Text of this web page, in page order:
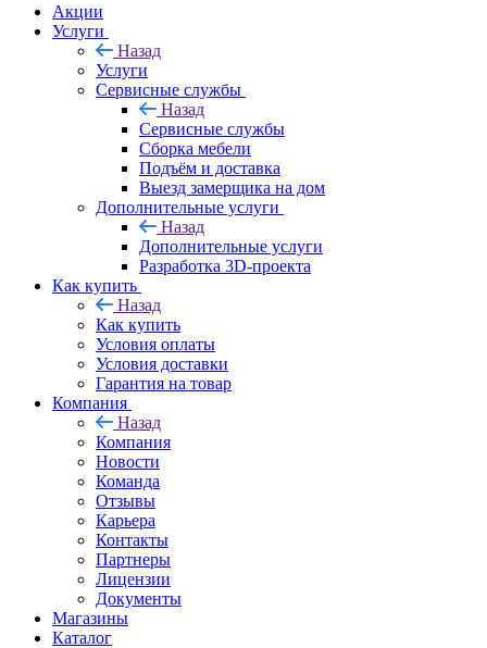
Акции
Услуги
Назад
Услуги
Сервисные службы
Назад
Сервисные службы
Сборка мебели
Подъём и доставка
Выезд замерщика на дом
Дополнительные услуги
Назад
Дополнительные услуги
Разработка 3D-проекта
Как купить
Назад
Как купить
Условия оплаты
Условия доставки
Гарантия на товар
Компания
Назад
Компания
Новости
Команда
Отзывы
Карьера
Контакты
Партнеры
Лицензии
Документы
Магазины
Каталог